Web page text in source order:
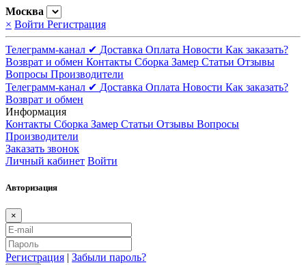
Москва
× Войти Регистрация
Телеграмм-канал ✔ Доставка Оплата Новости Как заказать?
Возврат и обмен Контакты Сборка Замер Статьи Отзывы
Вопросы Производители
Телеграмм-канал ✔ Доставка Оплата Новости Как заказать?
Возврат и обмен
Информация
Контакты Сборка Замер Статьи Отзывы Вопросы
Производители
Заказать звонок
Личный кабинет Войти
Авторизация
×
Регистрация | Забыли пароль?